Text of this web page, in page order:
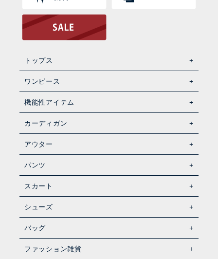
トップス
ワンピース
機能性アイテム
カーディガン
アウター
パンツ
スカート
シューズ
バッグ
ファッション雑貨